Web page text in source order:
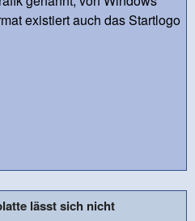
existiert auch das Startlogo
lässt sich nicht